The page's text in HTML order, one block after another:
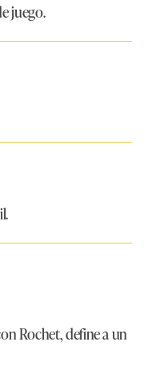
juego.
Rochet, define a un